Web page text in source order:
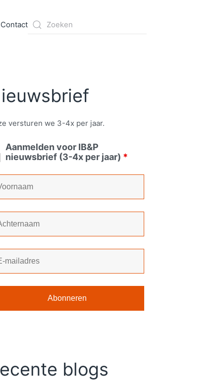
Contact
versturen we 3-4x per jaar.
Aanmelden voor IB&P
nieuwsbrief (3-4x per jaar) *
blogs